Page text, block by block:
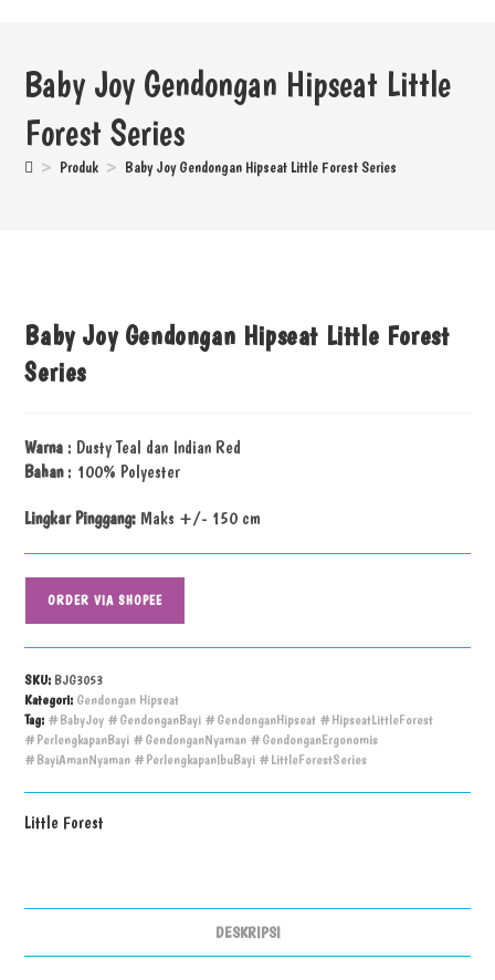
Baby Joy Gendongan Hipseat Little
Forest Series
> Produk > Baby Joy Gendongan Hipseat Little Forest Series
Baby Joy Gendongan Hipseat Little Forest
Series
Warna : Dusty Teal dan Indian Red
Bahan: 100% Polyester
Lingkar Pinggang: Maks +/- 150 cm
ORDER VIA SHOPEE
SKU: BJG3053
Kategori: Gendongan Hipseat
Tag: #BabyJoy #GendonganBayi #GendonganHipseat #HipseatLittleForest
#PerlengkapanBayi #GendonganNyaman #GendonganErgonomis
#BayiAmanNyaman #PerlengkapanIbuBayi #LittleForestSeries
Little Forest
DESKRIPSI